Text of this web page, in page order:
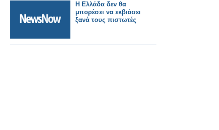
Η Ελλάδα δεν θα
μπορέσει να εκβιάσει
ξανά τους πιστωτές